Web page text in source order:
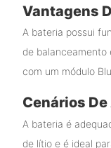
Vantagens
A bateria possui
de balanceamento
com um módulo
Cenários
A bateria é
de lítio e é ideal